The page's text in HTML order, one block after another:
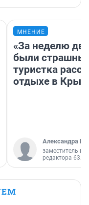
МНЕНИЕ
«За неделю
были
туристка
отдыхе в
Александра
заместитель
редактора 63.RU